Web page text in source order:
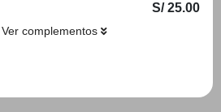
S/ 25.00
Ver complementos